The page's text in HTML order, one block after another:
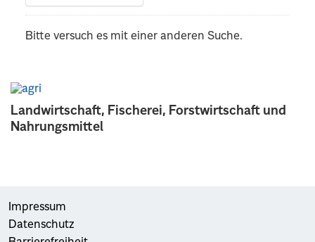
Landwirtschaft, Fischerei, Forstwirtschaft und
Nahrungsmittel
Bitte versuch es mit einer anderen Suche.
Impressum
Datenschutz